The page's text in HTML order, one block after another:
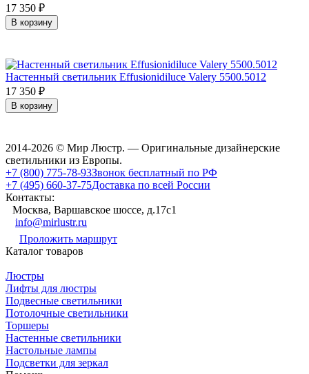
17 350 ₽
В корзину
Настенный светильник Effusionidiluce Valery 5500.5012
17 350 ₽
В корзину
2014-2026 © Мир Люстр. — Оригинальные дизайнерские
светильники из Европы.
+7 (800) 775-78-93Звонок бесплатный по РФ
+7 (495) 660-37-75Доставка по всей России
Контакты:
Москва, Варшавское шоссе, д.17c1
info@mirlustr.ru
Проложить маршрут
Каталог товаров
Люстры
Лифты для люстры
Подвесные светильники
Потолочные светильники
Торшеры
Настенные светильники
Настольные лампы
Подсветки для зеркал